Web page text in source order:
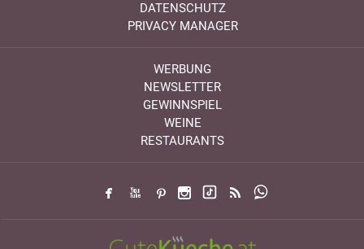
DATENSCHUTZ
PRIVACY MANAGER
WERBUNG
NEWSLETTER
GEWINNSPIEL
WEINE
RESTAURANTS